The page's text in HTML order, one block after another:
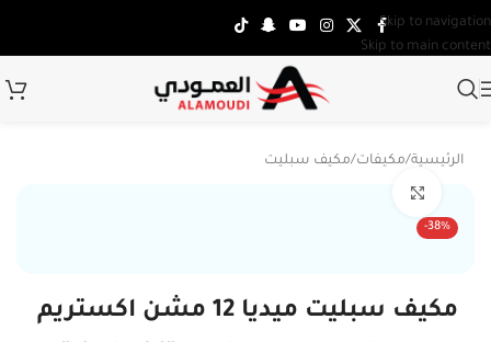
Skip to navigation
Skip to main content
الرئيسية/مكيفات/مكيف سبليت
-38%
مكيف سبليت ميديا 12 مشن اكستريم